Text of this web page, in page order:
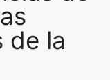
de la